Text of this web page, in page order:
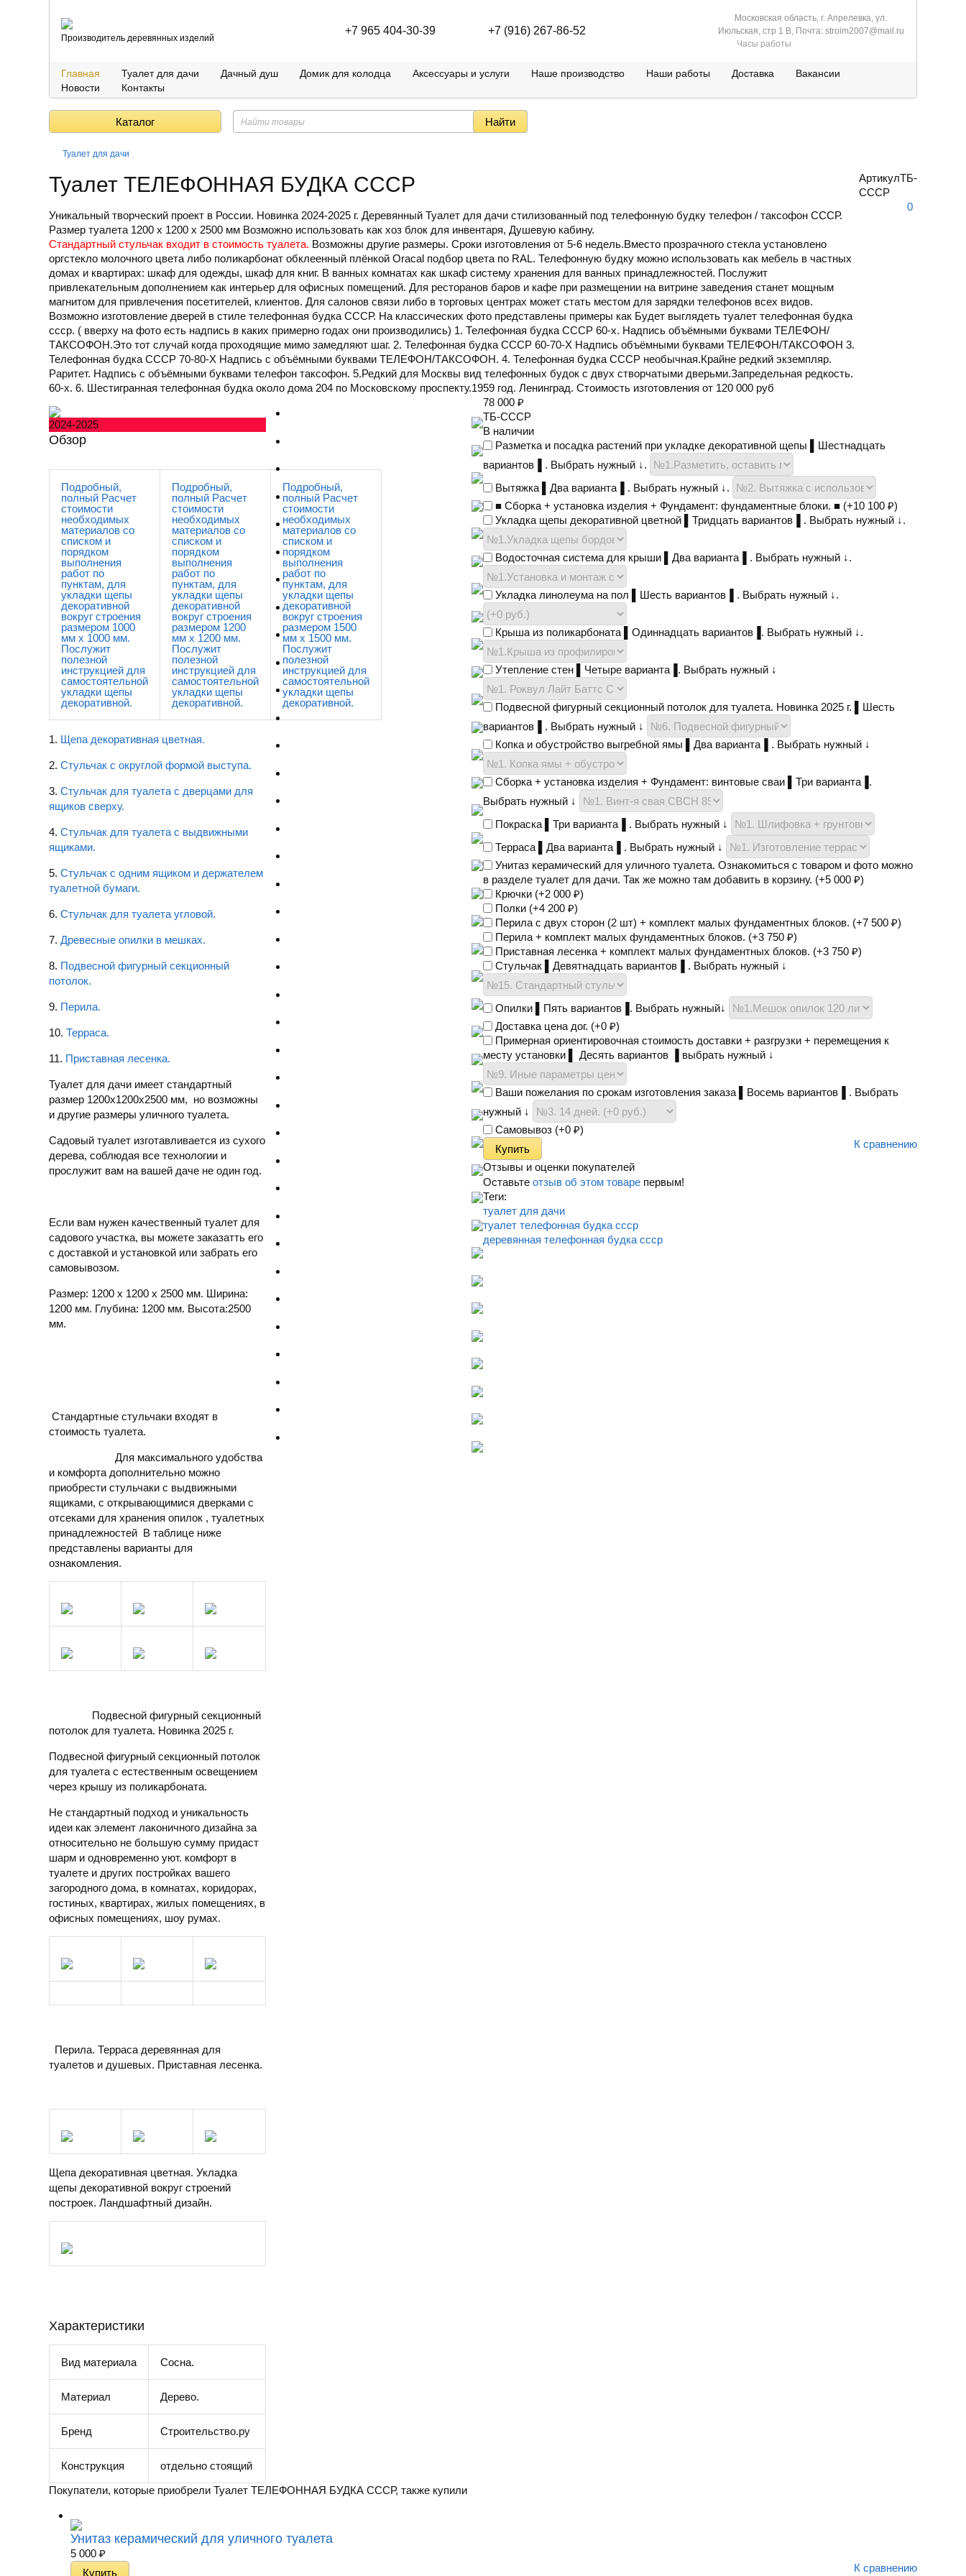
Производитель деревянных изделий
+7 965 404-30-39 +7 (916) 267-86-52
Московская область, г. Апрелевка, ул.
Июльская, стр 1 В, Почта: stroim2007@mail.ru
Часы работы
Главная Туалет для дачи Дачный душ Домик для колодца Аксессуары и услуги Наше производство Наши работы Доставка
Вакансии
Новости
Контакты
Каталог
Туалет для дачи
Туалет ТЕЛЕФОННАЯ БУДКА СССР
Уникальный творческий проект в России. Новинка 2024-2025 г. Деревянный Туалет для дачи стилизованный под телефонную будку телефон / таксофон СССР.
Размер туалета 1200 х 1200 х 2500 мм Возможно использовать как хоз блок для инвентаря, Душевую кабину.
Стандартный стульчак входит в стоимость туалета. Возможны другие размеры. Сроки изготовления от 5-6 недель.Вместо прозрачного стекла установлено
оргстекло молочного цвета либо поликарбонат обклеенный плёнкой Oracal подбор цвета по RAL. Телефонную будку можно использовать как мебель в частных
домах и квартирах: шкаф для одежды, шкаф для книг. В ванных комнатах как шкаф систему хранения для ванных принадлежностей. Послужит
привлекательным дополнением как интерьер для офисных помещений. Для ресторанов баров и кафе при размещении на витрине заведения станет мощным
магнитом для привлечения посетителей, клиентов. Для салонов связи либо в торговых центрах может стать местом для зарядки телефонов всех видов.
Возможно изготовление дверей в стиле телефонная будка СССР. На классических фото представлены примеры как Будет выглядеть туалет телефонная будка
ссср. ( вверху на фото есть надпись в каких примерно годах они производились) 1. Телефонная будка СССР 60-х. Надпись объёмными буквами ТЕЛЕФОН/
ТАКСОФОН.Это тот случай когда проходящие мимо замедляют шаг. 2. Телефонная будка СССР 60-70-Х Надпись объёмными буквами ТЕЛЕФОН/ТАКСОФОН 3.
Телефонная будка СССР 70-80-Х Надпись с объёмными буквами ТЕЛЕФОН/ТАКСОФОН. 4. Телефонная будка СССР необычная.Крайне редкий экземпляр.
Раритет. Надпись с объёмными буквами телефон таксофон. 5.Редкий для Москвы вид телефонных будок с двух створчатыми дверьми.Запредельная редкость.
60-х. 6. Шестигранная телефонная будка около дома 204 по Московскому проспекту.1959 год. Ленинград. Стоимость изготовления от 120 000 руб
АртикулТБ-
СССР
0
2024-2025
Обзор
Подробный,
полный Расчет
стоимости
необходимых
материалов со
списком и
порядком
выполнения
работ по
пунктам, для
укладки щепы
декоративной
вокруг строения
размером 1000
мм x 1000 мм.
Послужит
полезной
инструкцией для
самостоятельной
укладки щепы
декоративной.
Подробный,
полный Расчет
стоимости
необходимых
материалов со
списком и
порядком
выполнения
работ по
пунктам, для
укладки щепы
декоративной
вокруг строения
размером 1200
мм x 1200 мм.
Послужит
полезной
инструкцией для
самостоятельной
укладки щепы
декоративной.
Подробный,
полный Расчет
стоимости
необходимых
материалов со
списком и
порядком
выполнения
работ по
пунктам, для
укладки щепы
декоративной
вокруг строения
размером 1500
мм x 1500 мм.
Послужит
полезной
инструкцией для
самостоятельной
укладки щепы
декоративной.
1. Щепа декоративная цветная.
2. Стульчак с округлой формой выступа.
3. Стульчак для туалета с дверцами для
ящиков сверху.
4. Стульчак для туалета с выдвижными
ящиками.
5. Стульчак с одним ящиком и держателем
туалетной бумаги.
6. Стульчак для туалета угловой.
7. Древесные опилки в мешках.
8. Подвесной фигурный секционный
потолок.
9. Перила.
10. Терраса.
11. Приставная лесенка.
Туалет для дачи имеет стандартный
размер 1200х1200х2500 мм, но возможны
и другие размеры уличного туалета.
Садовый туалет изготавливается из сухого
дерева, соблюдая все технологии и
прослужит вам на вашей даче не один год.
Если вам нужен качественный туалет для
садового участка, вы можете заказатть его
с доставкой и установкой или забрать его
самовывозом.
Размер: 1200 х 1200 х 2500 мм. Ширина:
1200 мм. Глубина: 1200 мм. Высота:2500
мм.
Стандартные стульчаки входят в
стоимость туалета.
Для максимального удобства
и комфорта дополнительно можно
приобрести стульчаки с выдвижными
ящиками, с открывающимися дверками с
отсеками для хранения опилок , туалетных
принадлежностей В таблице ниже
представлены варианты для
ознакомления.
Подвесной фигурный секционный
потолок для туалета. Новинка 2025 г.
Подвесной фигурный секционный потолок
для туалета с естественным освещением
через крышу из поликарбоната.
Не стандартный подход и уникальность
идеи как элемент лаконичного дизайна за
относительно не большую сумму придаст
шарм и одновременно уют. комфорт в
туалете и других постройках вашего
загородного дома, в комнатах, коридорах,
гостиных, квартирах, жилых помещениях, в
офисных помещениях, шоу румах.
Перила. Терраса деревянная для
туалетов и душевых. Приставная лесенка.
Щепа декоративная цветная. Укладка
щепы декоративной вокруг строений
построек. Ландшафтный дизайн.
Характеристики
Вид материала Сосна.
Материал Дерево.
Бренд Строительство.ру
Конструкция отдельно стоящий
78 000 ₽
ТБ-СССР
В наличии
Разметка и посадка растений при укладке декоративной щепы ▌Шестнадцать
вариантов▐ . Выбрать нужный ↓.
Вытяжка ▌Два варианта▐ . Выбрать нужный ↓.
■ Сборка + установка изделия + Фундамент: фундаментные блоки. ■ (+10 100 ₽)
Укладка щепы декоративной цветной ▌Тридцать вариантов▐ . Выбрать нужный ↓.
Водосточная система для крыши ▌Два варианта▐ . Выбрать нужный ↓.
Укладка линолеума на пол ▌Шесть вариантов▐ . Выбрать нужный ↓.
Крыша из поликарбоната ▌Одиннадцать вариантов▐. Выбрать нужный ↓.
Утепление стен ▌Четыре варианта▐. Выбрать нужный ↓
Подвесной фигурный секционный потолок для туалета. Новинка 2025 г. ▌Шесть
вариантов▐ . Выбрать нужный ↓
Копка и обустройство выгребной ямы ▌Два варианта▐ . Выбрать нужный ↓
Сборка + установка изделия + Фундамент: винтовые сваи ▌Три варианта▐.
Выбрать нужный ↓
Покраска ▌Три варианта▐ . Выбрать нужный ↓
Терраса ▌Два варианта▐ . Выбрать нужный ↓
Унитаз керамический для уличного туалета. Ознакомиться с товаром и фото можно
в разделе туалет для дачи. Так же можно там добавить в корзину. (+5 000 ₽)
Крючки (+2 000 ₽)
Полки (+4 200 ₽)
Перила с двух сторон (2 шт) + комплект малых фундаментных блоков. (+7 500 ₽)
Перила + комплект малых фундаментных блоков. (+3 750 ₽)
Приставная лесенка + комплект малых фундаментных блоков. (+3 750 ₽)
Стульчак ▌Девятнадцать вариантов▐ . Выбрать нужный ↓
Опилки ▌Пять вариантов▐. Выбрать нужный↓
Доставка цена дог. (+0 ₽)
Примерная ориентировочная стоимость доставки + разгрузки + перемещения к
месту установки ▌ Десять вариантов ▐ выбрать нужный ↓
Ваши пожелания по срокам изготовления заказа ▌Восемь вариантов▐ . Выбрать
нужный ↓
Самовывоз (+0 ₽)
К сравнению
Отзывы и оценки покупателей
Оставьте отзыв об этом товаре первым!
Теги:
туалет для дачи
туалет телефонная будка ссср
деревянная телефонная будка ссср
Покупатели, которые приобрели Туалет ТЕЛЕФОННАЯ БУДКА СССР, также купили
Унитаз керамический для уличного туалета
5 000 ₽
К сравнению